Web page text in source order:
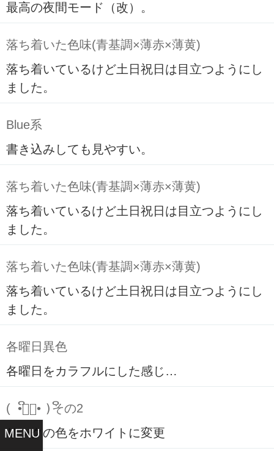
MENU
最高の夜間モード（改）。
落ち着いた色味(青基調×薄赤×薄黄)
落ち着いているけど土日祝日は目立つようにし
ました。
Blue系
書き込みしても見やすい。
落ち着いた色味(青基調×薄赤×薄黄)
落ち着いているけど土日祝日は目立つようにし
ました。
落ち着いた色味(青基調×薄赤×薄黄)
落ち着いているけど土日祝日は目立つようにし
ました。
各曜日異色
各曜日をカラフルにした感じ…
( ິ•ᆺ⃘• )ິその2
リンクの色をホワイトに変更